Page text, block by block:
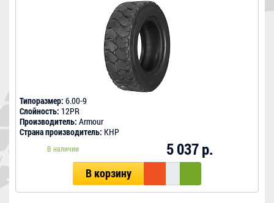
Типоразмер: 6.00-9
Слойность: 12PR
Производитель: Armour
Страна производитель: КНР
В наличии 5 037 р.
В корзину